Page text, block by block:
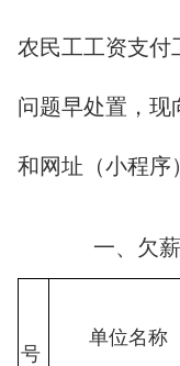
农民工工资支付
问题早处置，现
和网址（小程序
一、欠
号
单位名称